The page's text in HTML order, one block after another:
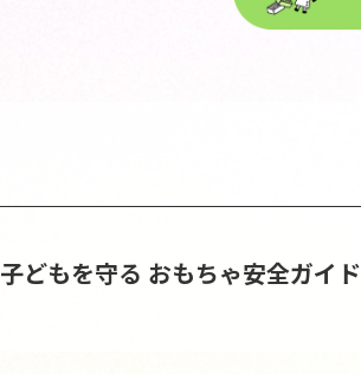
子どもを守る おもちゃ安全ガイド